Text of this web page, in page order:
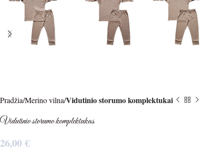
PradžiaMerino vilnaVidutinio storumo komplektukai
Vidutinio storumo komplektukas
26,00€